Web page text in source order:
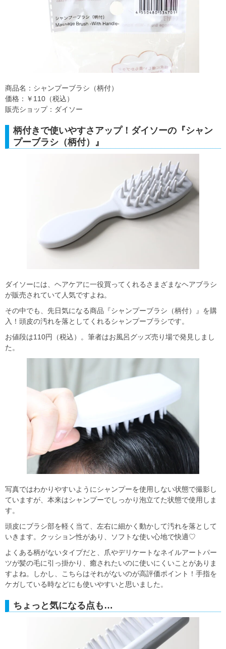
商品名：シャンプーブラシ（柄付）
価格：￥110（税込）
販売ショップ：ダイソー
柄付きで使いやすさアップ！ダイソーの『シャン
プーブラシ（柄付）』
ダイソーには、ヘアケアに一役買ってくれるさまざまなヘアブラシ
が販売されていて人気ですよね。
その中でも、先日気になる商品『シャンプーブラシ（柄付）』を購
入！頭皮の汚れを落としてくれるシャンプーブラシです。
お値段は110円（税込）。筆者はお風呂グッズ売り場で発見しまし
た。
写真ではわかりやすいようにシャンプーを使用しない状態で撮影し
ていますが、本来はシャンプーでしっかり泡立てた状態で使用しま
す。
頭皮にブラシ部を軽く当て、左右に細かく動かして汚れを落として
いきます。クッション性があり、ソフトな使い心地で快適♡
よくある柄がないタイプだと、爪やデリケートなネイルアートパー
ツが髪の毛に引っ掛かり、癒されたいのに使いにくいことがありま
すよね。しかし、こちらはそれがないのが高評価ポイント！手指を
ケガしている時などにも使いやすいと思いました。
ちょっと気になる点も…